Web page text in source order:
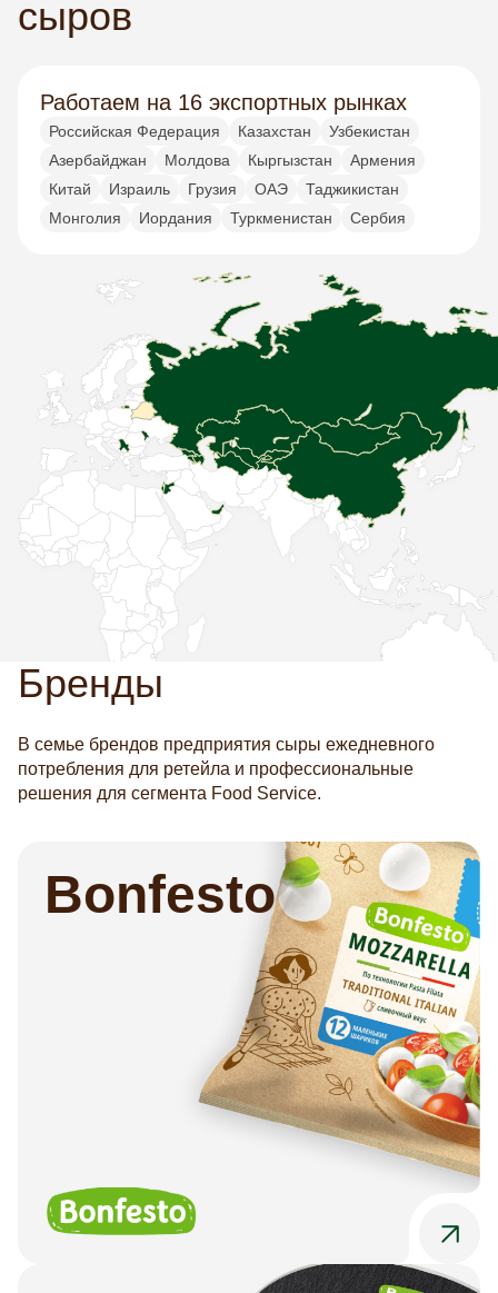
сыров
Работаем на 16 экспортных рынках
Российская Федерация Казахстан
Узбекистан
Азербайджан
Молдова Кыргызстан
Армения
Китай
Израиль Грузия ОАЭ
Таджикистан
Монголия
Иордания Туркменистан Сербия
Бренды
В семье брендов предприятия сыры ежедневного
потребления для ретейла и профессиональные
решения для сегмента Food Service.
Bonfesto